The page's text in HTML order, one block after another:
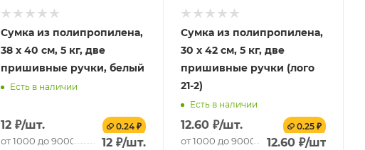
Сумка из полипропилена,
38 х 40 см, 5 кг, две
пришивные ручки, белый
Есть в наличии
12 ₽/шт. 0.24 ₽
от 1000 до 9000 шт. 12 ₽/шт.
Сумка из полипропилена,
30 х 42 см, 5 кг, две
пришивные ручки (лого
21-2)
Есть в наличии
12.60 ₽/шт. 0.25 ₽
от 1000 до 9000 шт.12.60 ₽/шт.